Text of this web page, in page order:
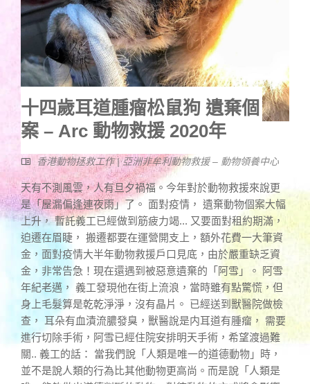
十四歲耳道腫瘤松鼠狗 遺棄個
案 – Arc 動物救援 2020年
香港動物拯救工作 | 亞洲非牟利動物救援 – 動物領養中心
天有不測風雲，人有旦夕禍福。今年對於動物救援來說更
是「屋漏偏逢連夜雨」了。 面對疫情， 遺棄動物個案大幅
上升， 暫託義工已經做到筋疲力竭... 又要面對租約期滿，
迫遷在眉睫， 搬遷都要在運營開支上，額外花費一大筆資
金，面對疫情大半年動物救援戶口見底，由於嚴重缺乏資
金，非常告急！現在還遇到被惡意遺棄的「阿雪」。 阿雪
年紀老邁， 義工發現他在街上流浪，當時雖有點驚慌，但
身上毛髮算是乾乾淨淨，沒有晶片。 已經送到獸醫院做檢
查， 耳朵有血漬流膿發臭，獸醫說是内耳道有腫瘤， 需要
進行切除手術，阿雪已經住院安排明天手術，希望渡過難
關.. 義工的話： 當我們說「人類是唯一的道德動物」時，
並不是說人類的行為比其他動物更高尚。而是說「人類是